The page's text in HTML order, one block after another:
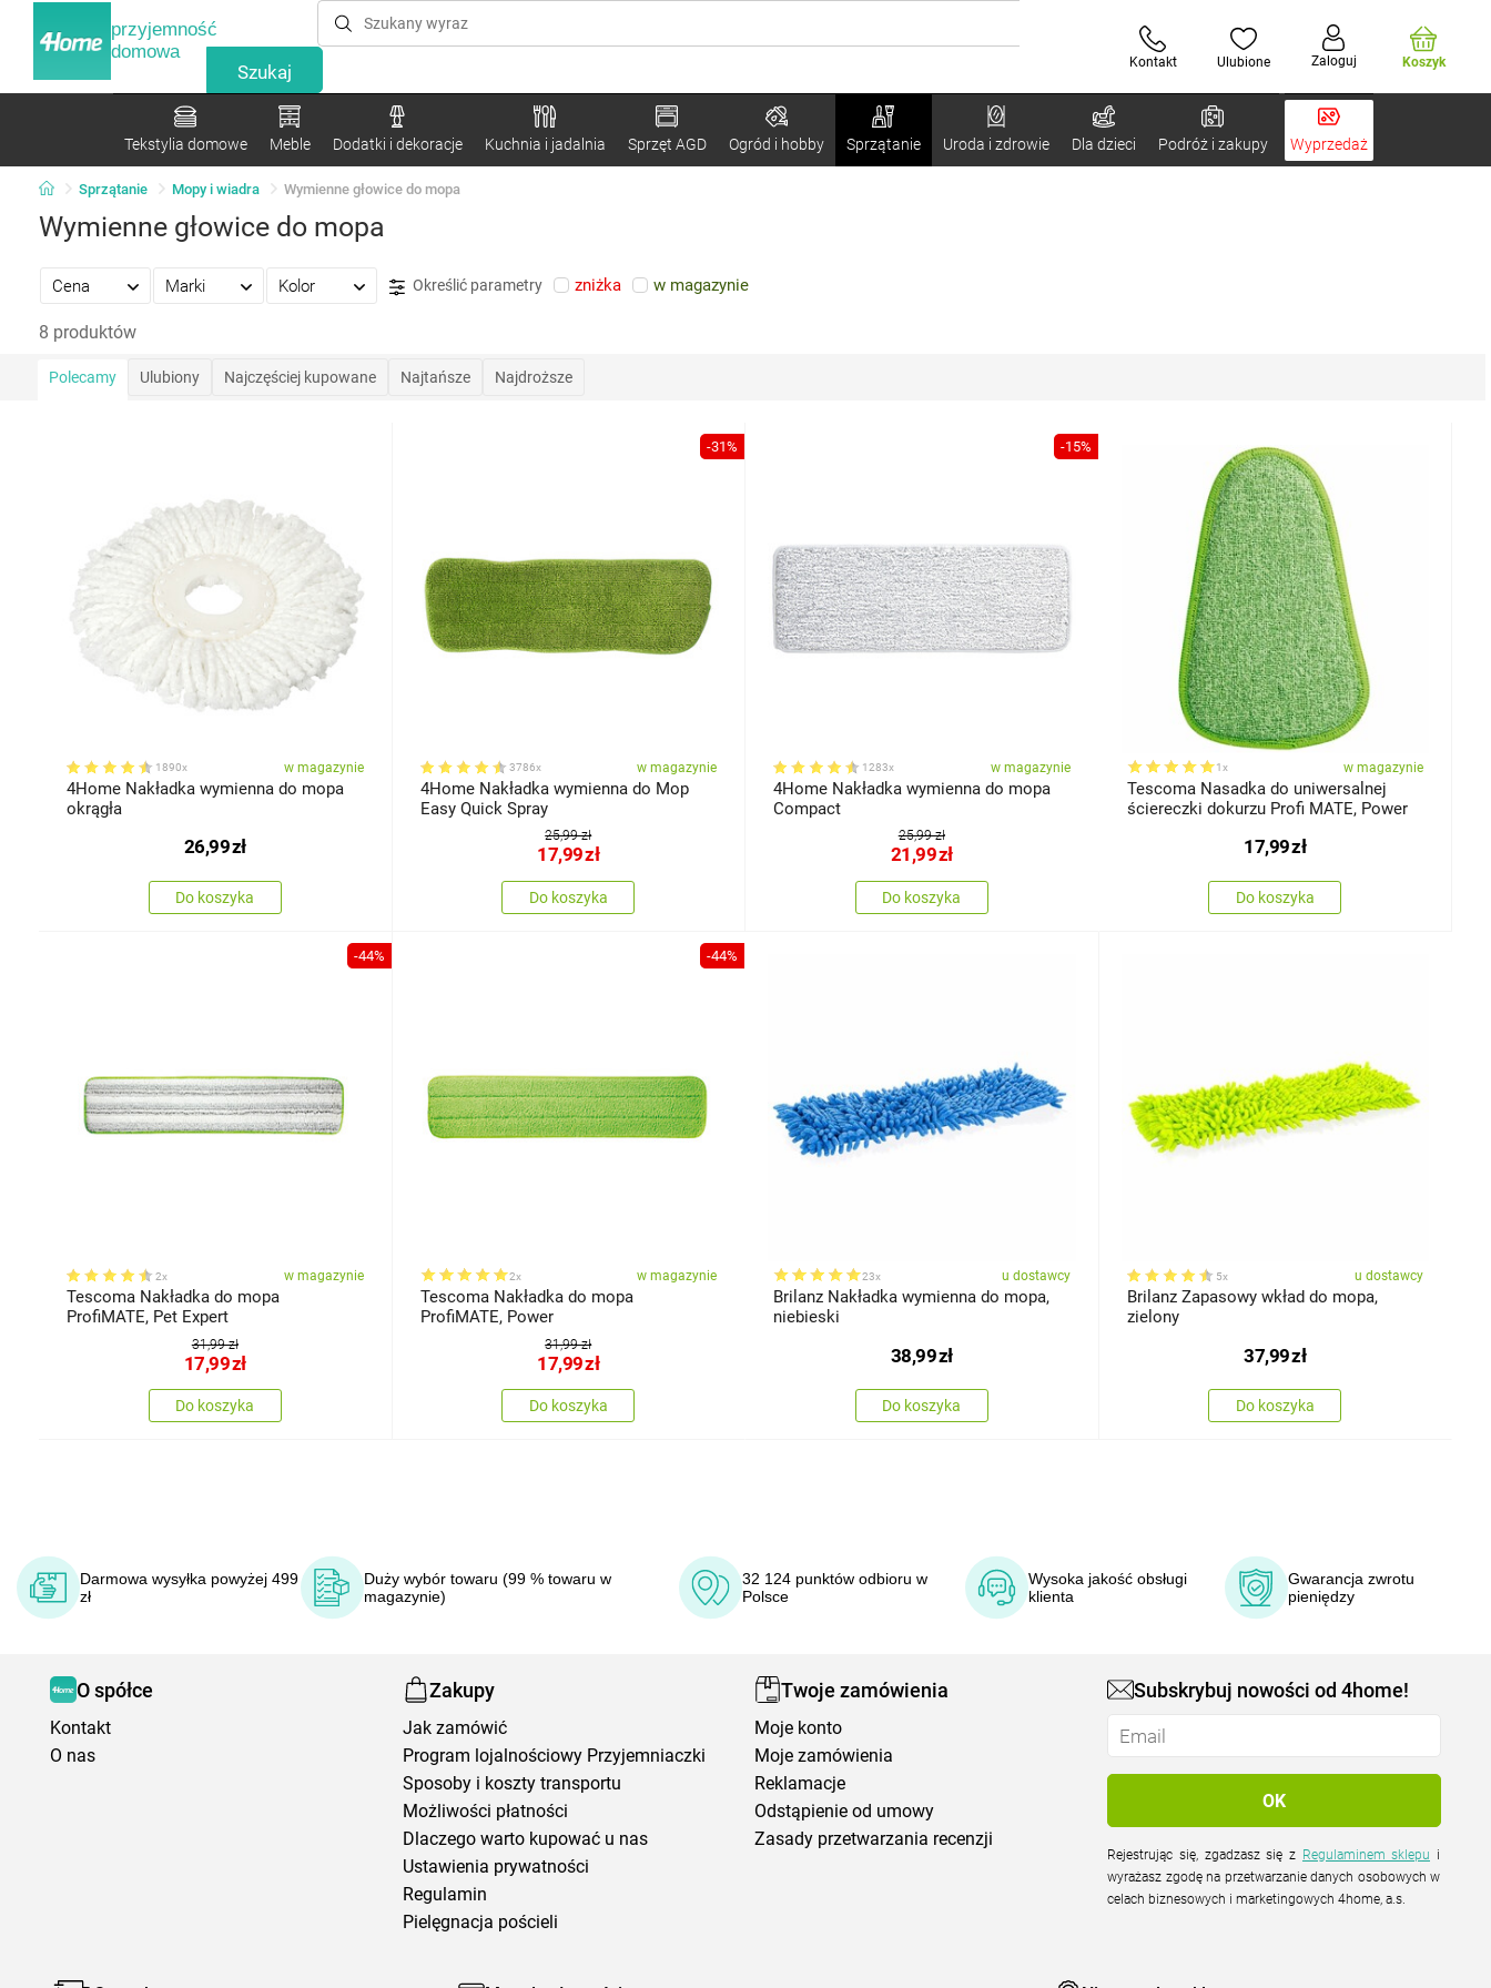
przyjemność
domowa
Kontakt Ulubione Zaloguj Koszyk
Tekstylia domowe Meble Dodatki i dekoracje Kuchnia i jadalnia Sprzęt AGD Ogród i hobby Sprzątanie Uroda i zdrowie Dla dzieci Podróż i zakupy Wyprzedaż
Sprzątanie Mopy i wiadra Wymienne głowice do mopa
Wymienne głowice do mopa
Cena Marki Kolor Określić parametry zniżka w magazynie
8 produktów
Polecamy Ulubiony Najczęściej kupowane Najtańsze Najdroższe
1890x w magazynie
4Home Nakładka wymienna do mopa
okrągła
26,99zł
Do koszyka
-31%
3786x w magazynie
4Home Nakładka wymienna do Mop
Easy Quick Spray
25,99 zł
17,99zł
Do koszyka
-15%
1283x w magazynie
4Home Nakładka wymienna do mopa
Compact
25,99 zł
21,99zł
Do koszyka
1x w magazynie
Tescoma Nasadka do uniwersalnej
ściereczki dokurzu Profi MATE, Power
17,99zł
Do koszyka
-44%
2x w magazynie
Tescoma Nakładka do mopa
ProfiMATE, Pet Expert
31,99 zł
17,99zł
Do koszyka
-44%
2x w magazynie
Tescoma Nakładka do mopa
ProfiMATE, Power
31,99 zł
17,99zł
Do koszyka
23x u dostawcy
Brilanz Nakładka wymienna do mopa,
niebieski
38,99zł
Do koszyka
5x u dostawcy
Brilanz Zapasowy wkład do mopa,
zielony
37,99zł
Do koszyka
Darmowa wysyłka powyżej 499
zł
Duży wybór towaru (99 % towaru w
magazynie)
32 124 punktów odbioru w
Polsce
Wysoka jakość obsługi
klienta
Gwarancja zwrotu
pieniędzy
O spółce
Kontakt
O nas
Zakupy
Jak zamówić
Program lojalnościowy Przyjemniaczki
Sposoby i koszty transportu
Możliwości płatności
Dlaczego warto kupować u nas
Ustawienia prywatności
Regulamin
Pielęgnacja pościeli
Twoje zamówienia
Moje konto
Moje zamówienia
Reklamacje
Odstąpienie od umowy
Zasady przetwarzania recenzji
Subskrybuj nowości od 4home!
Rejestrując się, zgadzasz się z Regulaminem sklepu
wyrażasz zgodę na przetwarzanie danych osobowych w
celach biznesowych i marketingowych 4home, a.s.